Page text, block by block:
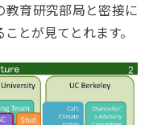
育研究部局と密接に
とが見てとれます。